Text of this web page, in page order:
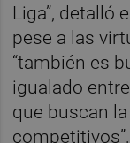
Liga”, detalló
pese a las
“también es
igualado
que buscan